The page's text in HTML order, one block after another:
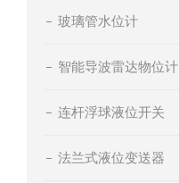
玻璃管水位计
智能导波雷达物位计
连杆浮球液位开关
法兰式液位变送器